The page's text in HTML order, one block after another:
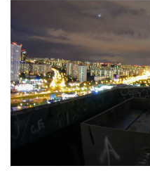
Если у вас есть вопросы,
звоните:
+7 (929) 612-03-68